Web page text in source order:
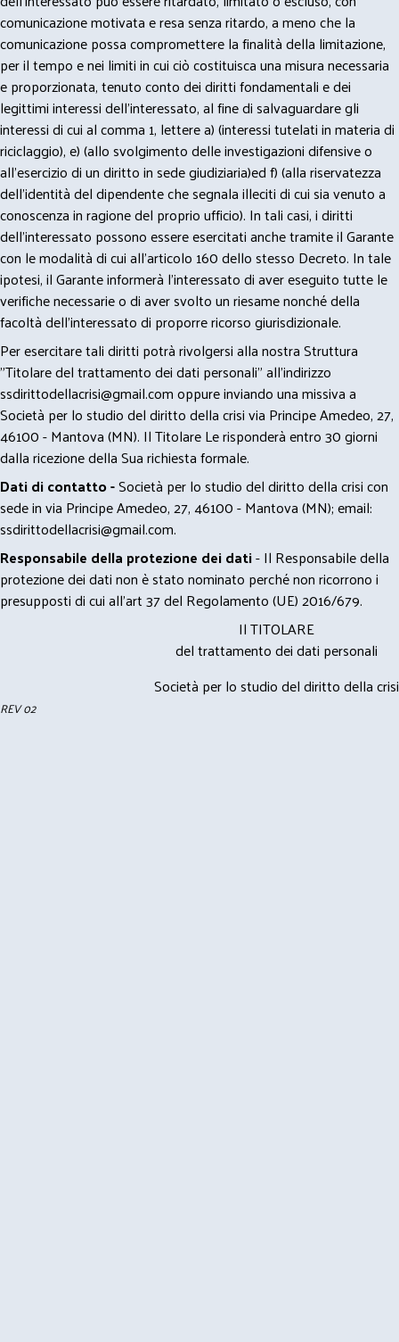
comunicazione motivata e resa senza ritardo, a meno che la
comunicazione possa compromettere la finalità della limitazione,
per il tempo e nei limiti in cui ciò costituisca una misura necessaria
e proporzionata, tenuto conto dei diritti fondamentali e dei
legittimi interessi dell’interessato, al fine di salvaguardare gli
interessi di cui al comma 1, lettere a) (interessi tutelati in materia di
riciclaggio), e) (allo svolgimento delle investigazioni difensive o
all’esercizio di un diritto in sede giudiziaria)ed f) (alla riservatezza
dell’identità del dipendente che segnala illeciti di cui sia venuto a
conoscenza in ragione del proprio ufficio). In tali casi, i diritti
dell’interessato possono essere esercitati anche tramite il Garante
con le modalità di cui all’articolo 160 dello stesso Decreto. In tale
ipotesi, il Garante informerà l’interessato di aver eseguito tutte le
verifiche necessarie o di aver svolto un riesame nonché della
facoltà dell’interessato di proporre ricorso giurisdizionale.
Per esercitare tali diritti potrà rivolgersi alla nostra Struttura
"Titolare del trattamento dei dati personali" all'indirizzo
ssdirittodellacrisi@gmail.comoppure inviando una missiva a
Società per lo studio del diritto della crisi via Principe Amedeo, 27,
46100 - Mantova (MN). Il Titolare Le risponderà entro 30 giorni
dalla ricezione della Sua richiesta formale.
Dati di contatto -Società per lo studio del diritto della crisi con
sede in via Principe Amedeo, 27, 46100 - Mantova (MN); email:
ssdirittodellacrisi@gmail.com.
Responsabile della protezione dei dati- Il Responsabile della
protezione dei dati non è stato nominato perché non ricorrono i
presupposti di cui all’art 37 del Regolamento (UE) 2016/679.
Il TITOLARE
del trattamento dei dati personali
Società per lo studio del diritto della crisi
REV 02